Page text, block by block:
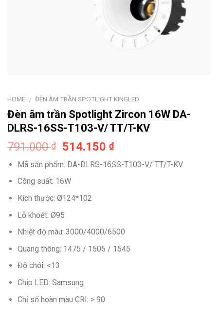
HOME / ĐÈN ÂM TRẦN SPOTLIGHT KINGLED
Đèn âm trần Spotlight Zircon 16W DA-
DLRS-16SS-T103-V/ TT/T-KV
791.000₫
Original
price
was:
791.000 ₫.
514.150₫Current
price
is:
Mã sản phẩm: DA-DLRS-16SS-T103-V/ TT/T-KV
Công suất: 16W
Kích thước: Ø124*102
Lỗ khoét: Ø95
Nhiệt độ màu: 3000/4000/6500
Quang thông: 1475 / 1505 / 1545
Độ chói: <13
Chip LED: Samsung
Chỉ số hoàn màu CRI: > 90